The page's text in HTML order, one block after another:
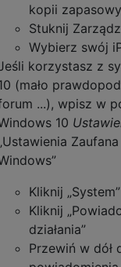
kopii
Stuknij
Wybierz swój
korzystasz z
(mało
...), wpisz w
10
Kliknij „System”
Kliknij
działania”
Przewiń w dół